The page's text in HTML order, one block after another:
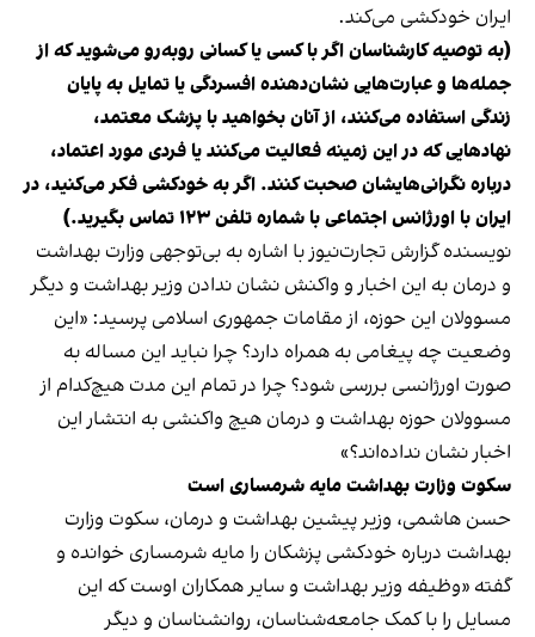
ایران خودکشی می‌کند.
(به توصیه کارشناسان اگر با کسی یا کسانی روبه‌رو می‌شوید که از
جمله‌ها و عبارت‌هایی نشان‌دهنده افسردگی یا تمایل به پایان
زندگی استفاده می‌کنند، از آنان بخواهید با پزشک معتمد،
نهادهایی که در این زمینه فعالیت می‌کنند یا فردی مورد اعتماد،
درباره نگرانی‌هایشان صحبت کنند. اگر به خودکشی فکر می‌کنید، در
ایران با اورژانس اجتماعی با شماره تلفن ۱۲۳ تماس بگیرید.)
نویسندهگزارش تجارت‌نیوز با اشاره به بی‌توجهی وزارت بهداشت
و درمان به این اخبار و واکنش نشان ندادن وزیر بهداشت و دیگر
مسوولان این حوزه، از مقامات جمهوری اسلامی پرسید: «این
وضعیت چه پیغامی به همراه دارد؟ چرا نباید این مساله به
صورت اورژانسی بررسی شود؟ چرا در تمام این مدت هیچ‌کدام از
مسوولان حوزه بهداشت و درمان هیچ واکنشی به انتشار این
اخبار نشان نداده‌اند؟»
سکوت وزارت بهداشت مایه‌ شرمساری است
حسن هاشمی، وزیر پیشین بهداشت و درمان، سکوت وزارت
بهداشت درباره خودکشی پزشکان را مایه شرمساری خوانده و
گفته «وظیفه وزیر بهداشت و سایر همکاران اوست که این
مسایل را با کمک جامعه‌شناسان، روانشناسان و دیگر